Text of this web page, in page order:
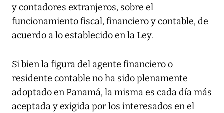
y contadores extranjeros, sobre el
funcionamiento fiscal, financiero y contable, de
acuerdo a lo establecido en la Ley.
Si bien la figura del agente financiero o
residente contable no ha sido plenamente
adoptado en Panamá, la misma es cada día más
aceptada y exigida por los interesados en el